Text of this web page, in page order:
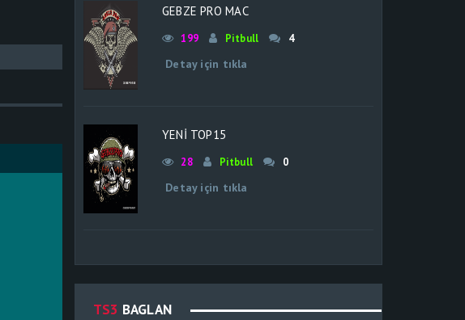
GEBZE PRO MAC
199 Pitbull 4
Detay için tıkla
YENİ TOP15
28 Pitbull 0
Detay için tıkla
TS3 BAGLAN